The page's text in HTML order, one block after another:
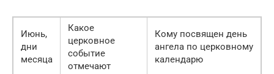
Июнь,
дни
месяца
Какое
церковное
событие
отмечают
Кому посвящен день
ангела по церковному
календарю